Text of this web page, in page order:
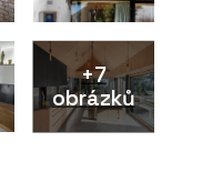
+7
obrázků